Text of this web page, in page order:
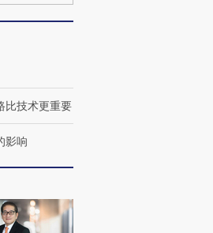
比技术更重要
影响